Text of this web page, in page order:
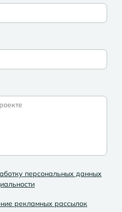
персональных данных
рекламных рассылок